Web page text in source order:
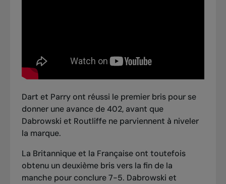
Dart et Parry ont réussi le premier bris pour se
donner une avance de 402, avant que
Dabrowski et Routliffe ne parviennent à niveler
la marque.
La Britannique et la Française ont toutefois
obtenu un deuxième bris vers la fin de la
manche pour conclure 7-5. Dabrowski et